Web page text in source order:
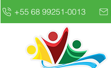
+55 68 99251-0013